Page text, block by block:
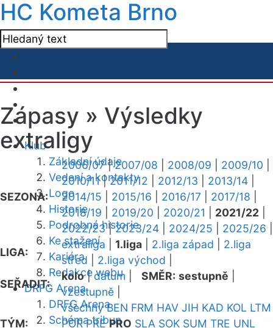
HC Kometa Brno
Klub
Základní údaje
Vedení a kontakty
Logo
Historie
Podrobná historie
Ke stažení
Kariéra
Redakce webu
DRFG Arena
DRFG Arena
Schéma tribun
Zápasy » Výsledky
extraligy
SEZONA:
2006/07|2007/08 2008/09 2009/10
2010/11|2011/12 2012/13 2013/14
2014/15
2015/16 2016/17 2017/18
2018/19
2019/20 2020/21 2021/22
2022/23|2023/24 2024/25 2025/26
LIGA:
extraliga 1.liga 2.liga západ
2.liga
střed
2.liga východ
SEŘADIT:
kolo|datum SMĚR: sestupně
vzestupně
TÝM:
všechny BEN FRM HAV JIH KAD KOL LTM
POR PRE PRO SLA SOK SUM TRE UNL